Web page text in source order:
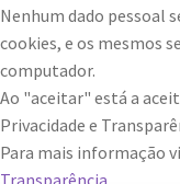
Flores em ponto
FRAME.IT
Nenhum dado pessoal
cookies, e os mesmos
computador.
Ao "aceitar" está a
Privacidade e
Para mais informação
Transparência